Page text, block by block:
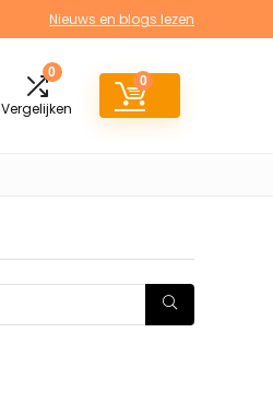
Nieuws en blogs lezen
0
Vergelijken
0